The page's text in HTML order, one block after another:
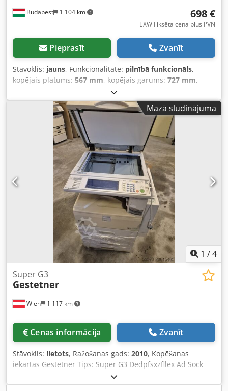
Budapest 1 104 km 698 €
EXW Fiksēta cena plus PVN
Pieprasīt Zvanīt
Stāvoklis: jauns, Funkcionalitāte: pilnībā funkcionāls,
kopējais platums: 567 mm, kopējais garums: 727 mm,
, ievades strāvas veids:
Līdzstrāva, transportēšanas augstums:850 mm, Cena par
galveno ierīci jaunā iepakojumā, bez tonera Opcijas: statīvs
Y1G17A 129 EUR Oriģinālais toneris: W9025mc 33 000
izdruku 73 EUR Dsdpfx Adeyr Apks Seck Pilna komplekta
cena: 898 EUR
Mazā sludinājuma
1 /4
Wien 1 117 km
Super G3
Gestetner
Cenas informācija Zvanīt
Stāvoklis: lietots, Ražošanas gads: 2010, Kopēšanas
iekārtas Gestetner Tips: Super G3 Dedpfsxzfllex Ad Sock